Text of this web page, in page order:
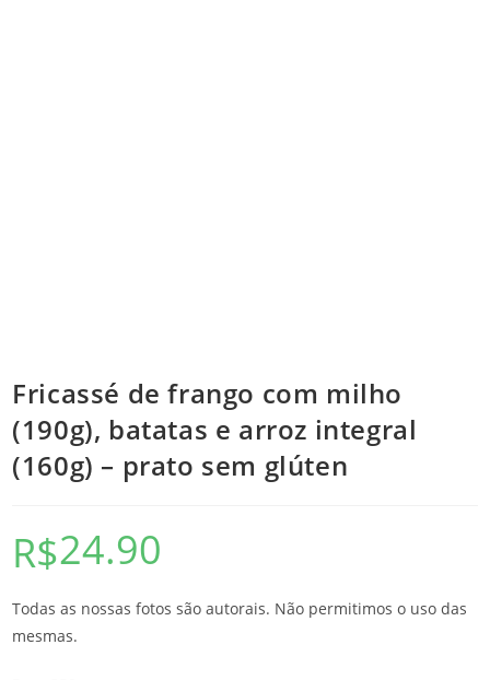
Fricassé de frango com milho
(190g), batatas e arroz integral
(160g) – prato sem glúten
R$24.90
Todas as nossas fotos são autorais. Não permitimos o uso das
mesmas.